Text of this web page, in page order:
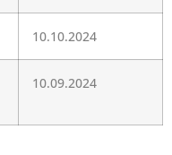
10.10.2024
10.09.2024